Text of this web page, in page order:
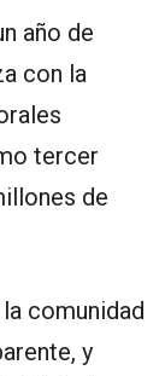
año de
con la
tercer
de
comunidad
y